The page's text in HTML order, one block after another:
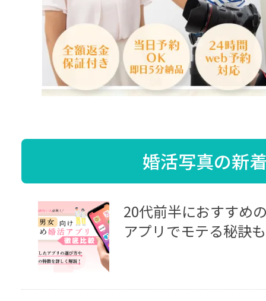
婚活写真の新
20代前半におすすめ
アプリでモテる秘訣